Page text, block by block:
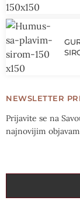
NEWSLETTER
Prijavite se na
najnovijim